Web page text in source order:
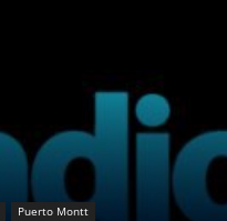
Puerto Montt